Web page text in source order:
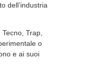
dell’industria
Trap,
o
e ai suoi